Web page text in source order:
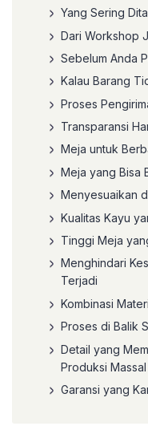
Yang Sering
Dari Workshop
Sebelum Anda
Kalau Barang
Proses
Transparansi
Meja untuk
Meja yang Bisa
Menyesuaikan
Kualitas Kayu
Tinggi Meja
Menghindari
Terjadi
Kombinasi
Proses di Balik
Detail yang
Produksi Massal
Garansi yang